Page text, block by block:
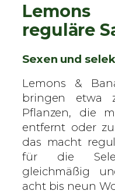
reguläre
Sexen und
Lemons &
bringen etwa
Pflanzen, die
entfernt oder
das macht
für die
gleichmäßig
acht bis neun